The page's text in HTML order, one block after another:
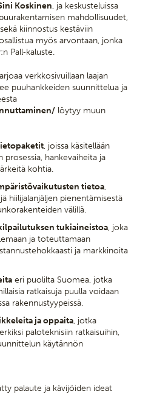
Koskinen, ja keskusteluissa
mahdollisuudet,
kiinnostus kestäviin
myös arvontaan, jonka
Pall‑kaluste.
verkkosivuillaan laajan
puuhankkeiden suunnittelua ja
löytyy muun
, joissa käsitellään
prosessia, hankevaiheita ja
kohtia.
tietoa,
hiilijalanjäljen pienentämisestä
välillä.
tukiaineistoa, joka
ja toteuttamaan
ja markkinoita
eri puolilta Suomea, jotka
ratkaisuja puulla voidaan
rakennustyypeissä.
ja oppaita, jotka
paloteknisiin ratkaisuihin,
käytännön
palaute ja kävijöiden ideat